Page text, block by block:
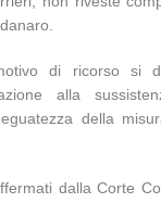
di ricorso si
alla
della
dalla Corte